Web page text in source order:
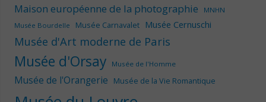
Maison européenne de la photographie
MNHN
Musée Bourdelle
Musée Carnavalet Musée Cernuschi
Musée d'Art moderne de Paris
Musée d'Orsay Musée de l'Homme
Musée de l'Orangerie Musée de la Vie Romantique